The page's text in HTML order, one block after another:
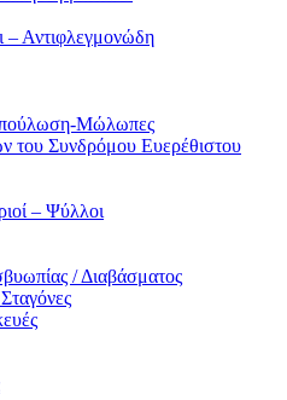
– Αντιφλεγμονώδη
Μώλωπες
του Συνδρόμου Ευερέθιστου
– Ψύλλοι
/ Διαβάσματος